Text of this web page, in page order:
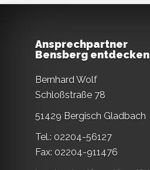
Ansprechpartner
Bensberg entdecken
Bernhard Wolf
Schloßstraße 78
51429 Bergisch Gladbach
Tel.: 02204-56127
Fax: 02204-911476